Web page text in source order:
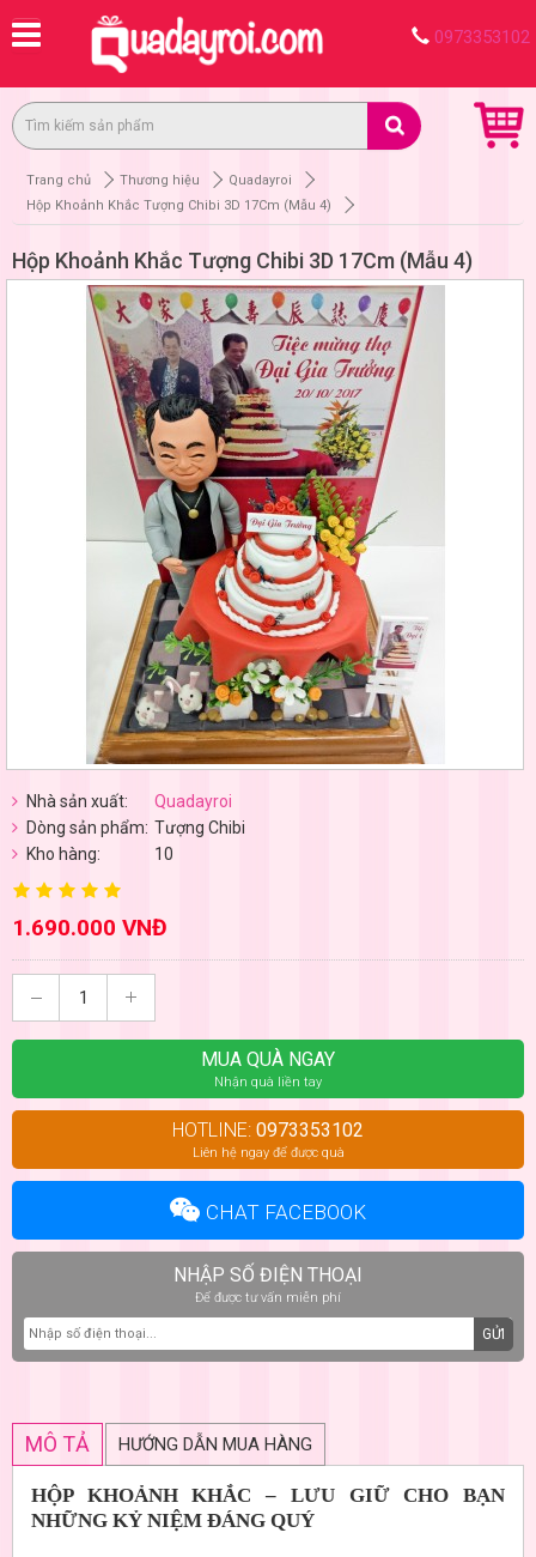
0973353102
Trang chủ Thương hiệu
Quadayroi
Hộp Khoảnh Khắc Tượng Chibi 3D 17Cm (Mẫu 4)
Hộp Khoảnh Khắc Tượng Chibi 3D 17Cm (Mẫu 4)
Nhà sản xuất:
Quadayroi
Dòng sản phẩm: Tượng Chibi
Kho hàng:
10
1.690.000 VNĐ
MUA QUÀ NGAY
Nhận quà liền tay
HOTLINE: 0973353102
Liên hệ ngay để được quà
CHAT FACEBOOK
NHẬP SỐ ĐIỆN THOẠI
Để được tư vấn miễn phí
GỬI
MÔ TẢ HƯỚNG DẪN MUA HÀNG
HỘP KHOẢNH KHẮC – LƯU GIỮ CHO BẠN
NHỮNG KỶ NIỆM ĐÁNG QUÝ